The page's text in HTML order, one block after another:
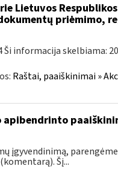
Lietuvos
priėmimo,
Ši informacija skelbiama:
Raštai, paaiškinimai »
įgyvendinimą,
Šį...